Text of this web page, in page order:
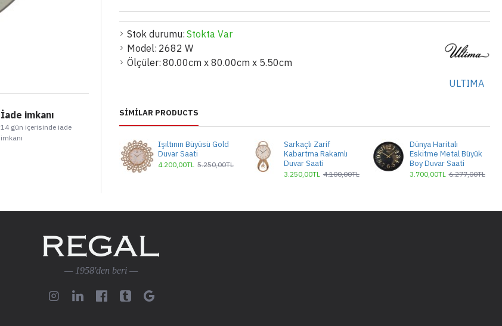
İade imkanı
14 gün içerisinde iade
imkanı
Stok durumu: Stokta Var
Model: 2682 W
Ölçüler: 80.00cm x 80.00cm x 5.50cm
ULTIMA
SIMILAR PRODUCTS
Işıltının Büyüsü Gold
Duvar Saati
4.200,00TL 5.250,00TL
Sarkaçlı Zarif
Kabartma Rakamlı
Duvar Saati
3.250,00TL 4.100,00TL
Dünya Haritalı
Eskitme Metal Büyük
Boy Duvar Saati
3.700,00TL 6.277,00TL
— 1958'den beri —